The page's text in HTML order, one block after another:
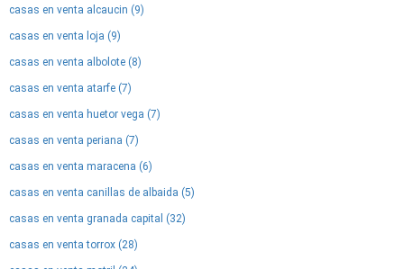
casas en venta alcaucin (9)
casas en venta loja (9)
casas en venta albolote (8)
casas en venta atarfe (7)
casas en venta huetor vega (7)
casas en venta periana (7)
casas en venta maracena (6)
casas en venta canillas de albaida (5)
casas en venta granada capital (32)
casas en venta torrox (28)